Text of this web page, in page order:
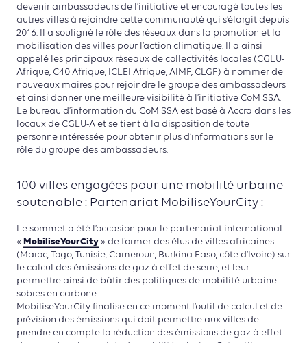
devenir ambassadeurs de l’initiative et encouragé toutes les
autres villes à rejoindre cette communauté qui s’élargit depuis
2016. Il a souligné le rôle des réseaux dans la promotion et la
mobilisation des villes pour l’action climatique. Il a ainsi
appelé les principaux réseaux de collectivités locales (CGLU-
Afrique, C40 Afrique, ICLEI Afrique, AIMF, CLGF) à nommer de
nouveaux maires pour rejoindre le groupe des ambassadeurs
et ainsi donner une meilleure visibilité à l’initiative CoM SSA.
Le bureau d’information du CoM SSA est basé à Accra dans les
locaux de CGLU-A et se tient à la disposition de toute
personne intéressée pour obtenir plus d’informations sur le
rôle du groupe des ambassadeurs.
100 villes engagées pour une mobilité urbaine
soutenable : Partenariat MobiliseYourCity :
Le sommet a été l’occasion pour le partenariat international
« MobiliseYourCity » de former des élus de villes africaines
(Maroc, Togo, Tunisie, Cameroun, Burkina Faso, côte d’Ivoire) sur
le calcul des émissions de gaz à effet de serre, et leur
permettre ainsi de bâtir des politiques de mobilité urbaine
sobres en carbone.
MobiliseYourCity finalise en ce moment l’outil de calcul et de
prévision des émissions qui doit permettre aux villes de
prendre en compte la réduction des émissions de gaz à effet